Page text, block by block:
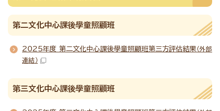
第二文化中心課後學童照顧班
2025年度 第二文化中心課後學童照顧班第三方評估結果（外部
連結）
第三文化中心課後學童照顧班